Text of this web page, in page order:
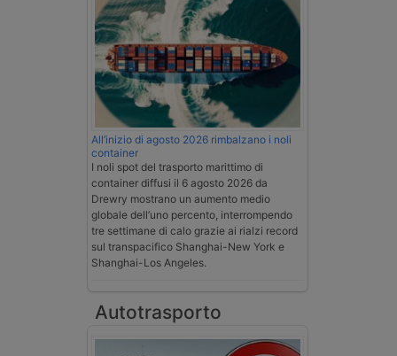
All’inizio di agosto 2026 rimbalzano i noli
container
I noli spot del trasporto marittimo di
container diffusi il 6 agosto 2026 da
Drewry mostrano un aumento medio
globale dell’uno percento, interrompendo
tre settimane di calo grazie ai rialzi record
sul transpacifico Shanghai-New York e
Shanghai-Los Angeles.
Autotrasporto